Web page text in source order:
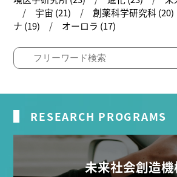
宇宙 (21)
創薬科学研究科 (20)
ナ (19)
オーロラ (17)
RESEARCH PROGRAMS
未来社会創造